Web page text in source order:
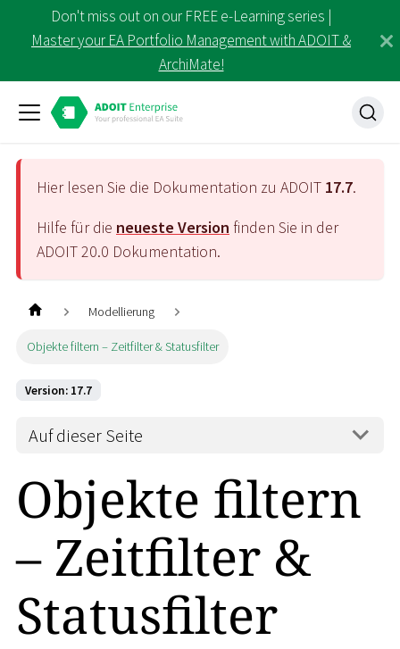
Don't miss out on our FREE e-Learning series |
Master your EA Portfolio Management with ADOIT &
ArchiMate!
Hier lesen Sie die Dokumentation zu ADOIT 17.7.
Hilfe für die neueste Version finden Sie in der
ADOIT20.0 Dokumentation.
Modellierung
Objekte filtern – Zeitfilter & Statusfilter
Version: 17.7
Auf dieser Seite
Objekte filtern
– Zeitfilter &
Statusfilter